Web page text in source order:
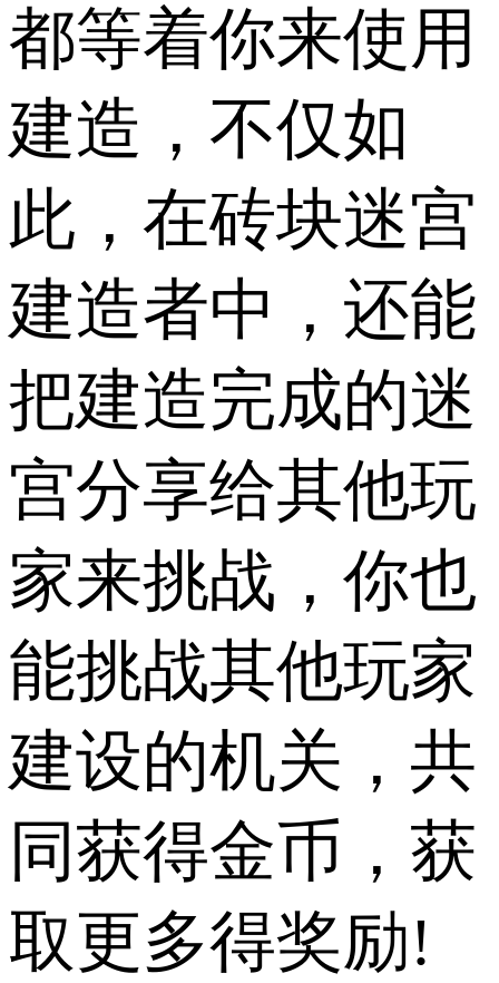
都等着你来使用
建造，不仅如
此，在砖块迷宫
建造者中，还能
把建造完成的迷
宫分享给其他玩
家来挑战，你也
能挑战其他玩家
建设的机关，共
同获得金币，获
取更多得奖励!